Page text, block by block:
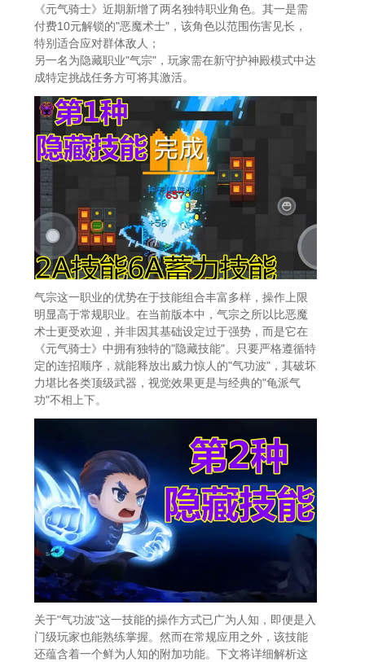
《元气骑士》近期新增了两名独特职业角色。其一是需
付费10元解锁的"恶魔术士"，该角色以范围伤害见长，
特别适合应对群体敌人；
另一名为隐藏职业"气宗"，玩家需在新守护神殿模式中达
成特定挑战任务方可将其激活。
气宗这一职业的优势在于技能组合丰富多样，操作上限
明显高于常规职业。在当前版本中，气宗之所以比恶魔
术士更受欢迎，并非因其基础设定过于强势，而是它在
《元气骑士》中拥有独特的"隐藏技能"。只要严格遵循特
定的连招顺序，就能释放出威力惊人的"气功波"，其破坏
力堪比各类顶级武器，视觉效果更是与经典的"龟派气
功"不相上下。
关于"气功波"这一技能的操作方式已广为人知，即便是入
门级玩家也能熟练掌握。然而在常规应用之外，该技能
还蕴含着一个鲜为人知的附加功能。下文将详细解析这